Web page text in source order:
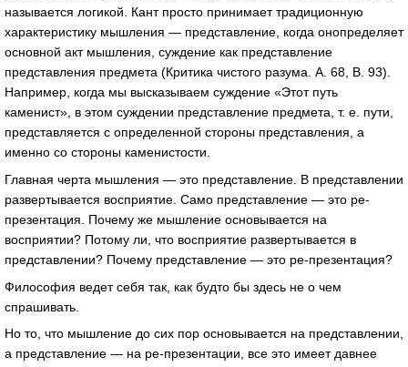
называется логикой. Кант просто принимает традиционную
характеристику мышления — представление, когда онопределяет
основной акт мышления, суждение как представление
представления предмета (Критика чистого разума. А. 68, В. 93).
Например, когда мы высказываем суждение «Этот путь
каменист», в этом суждении представление предмета, т. е. пути,
представляется с определенной стороны представления, а
именно со стороны каменистости.
Главная черта мышления — это представление. В представлении
развертывается восприятие. Само представление — это ре-
презентация. Почему же мышление основывается на
восприятии? Потому ли, что восприятие развертывается в
представлении? Почему представление — это ре-презентация?
Философия ведет себя так, как будто бы здесь не о чем
спрашивать.
Но то, что мышление до сих пор основывается на представлении,
а представление — на ре-презентации, все это имеет давнее